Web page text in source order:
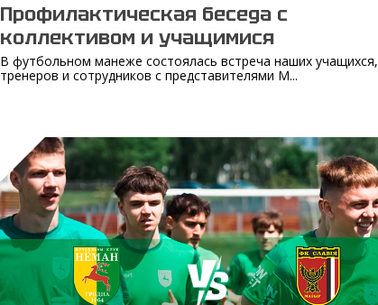
Профилактическая беседа с
коллективом и учащимися
В футбольном манеже состоялась встреча наших учащихся,
тренеров и сотрудников с представителями М...